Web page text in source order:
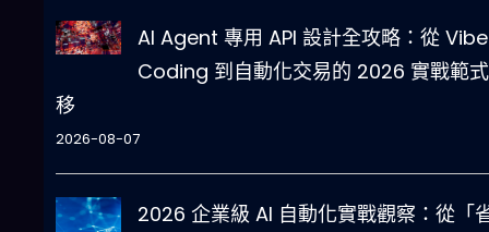
AI Agent 專用 API 設計全攻略：從 Vibe
Coding 到自動化交易的 2026 實戰範
移
2026-08-07
2026 企業級 AI 自動化實戰觀察：從「